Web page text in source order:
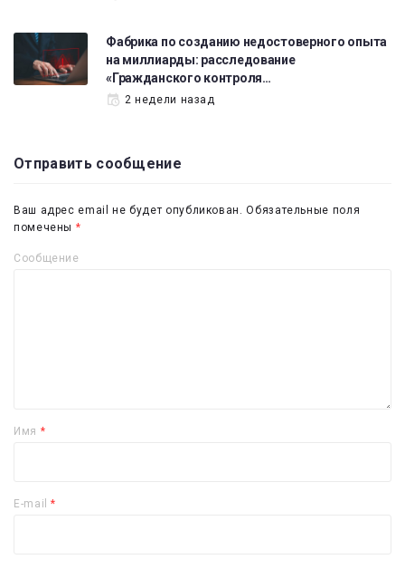
Фабрика по созданию недостоверного опыта
на миллиарды: расследование
«Гражданского контроля…
2 недели назад
Отправить сообщение
Ваш адрес email не будет опубликован. Обязательные поля
помечены *
Сообщение
Имя *
E-mail*